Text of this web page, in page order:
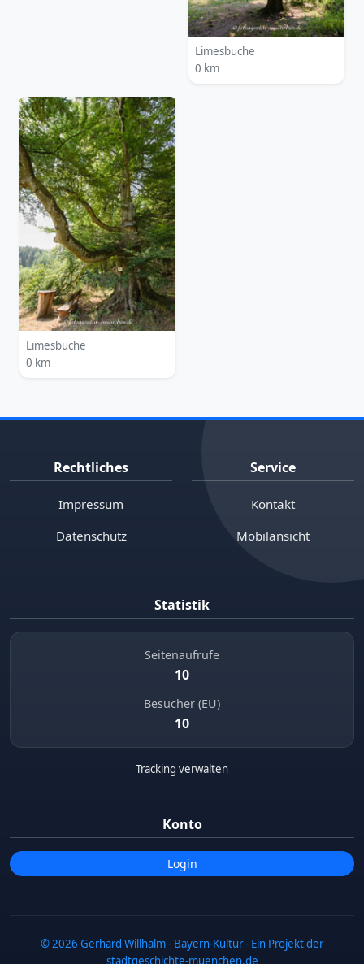
Limesbuche
0 km
Limesbuche
0 km
Rechtliches
Impressum
Datenschutz
Service
Kontakt
Mobilansicht
Statistik
Seitenaufrufe
10
Besucher (EU)
10
Tracking verwalten
Konto
Login
© 2026 Gerhard Willhalm - Bayern-Kultur - Ein Projekt der
stadtgeschichte-muenchen.de